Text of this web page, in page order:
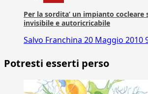
Per la sordita’ un impianto
invisibile e autoricricabile
Salvo Franchina 20 Maggio 2010
Potresti esserti perso